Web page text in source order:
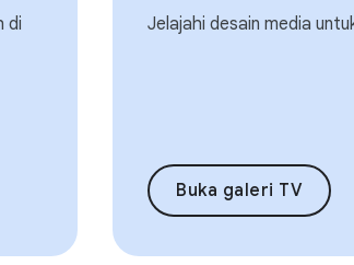
di
Jelajahi desain media
Buka galeri TV